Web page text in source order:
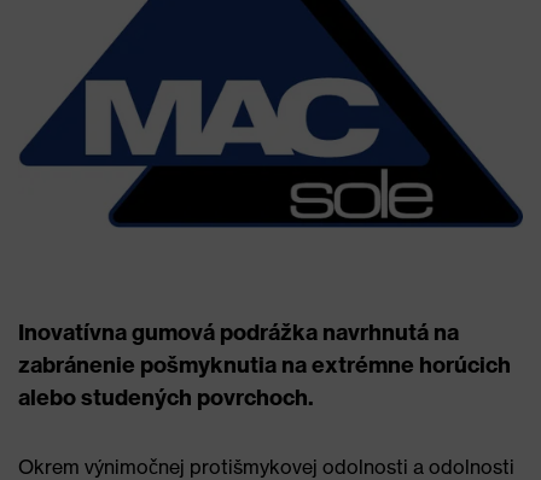
Inovatívna gumová podrážka navrhnutá na
zabránenie pošmyknutia na extrémne horúcich
alebo studených povrchoch.
Okrem výnimočnej protišmykovej odolnosti a odolnosti